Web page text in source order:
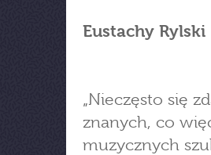
Eustachy Rylski
„Nieczęsto się
znanych, co
muzycznych